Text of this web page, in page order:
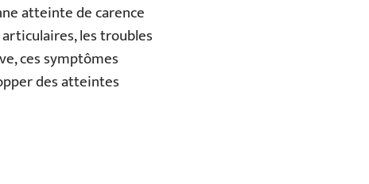
atteinte de carence
les troubles
ces symptômes
des atteintes